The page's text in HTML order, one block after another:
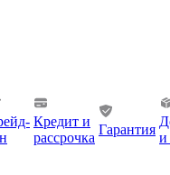
Кредит и
рассрочка
Гарантия
и